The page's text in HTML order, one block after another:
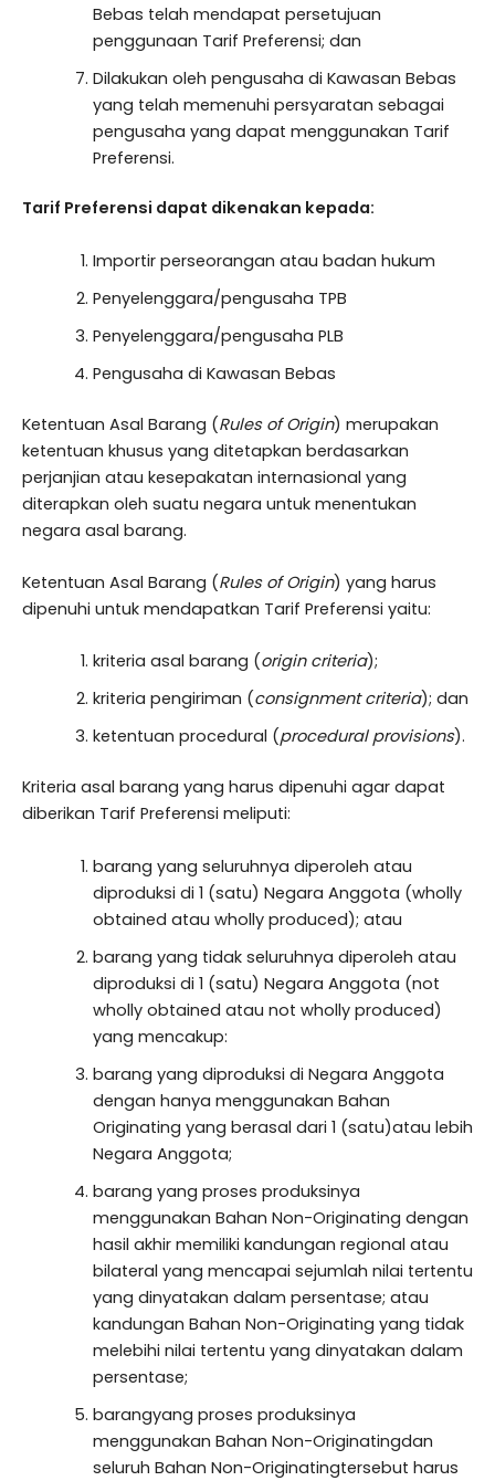
Bebas telah mendapat persetujuan
penggunaan Tarif Preferensi; dan
Dilakukan oleh pengusaha di Kawasan Bebas
yang telah memenuhi persyaratan sebagai
pengusaha yang dapat menggunakan Tarif
Preferensi.
Tarif Preferensi dapat dikenakan kepada:
Importir perseorangan atau badan hukum
Penyelenggara/pengusaha TPB
Penyelenggara/pengusaha PLB
Pengusaha di Kawasan Bebas
Ketentuan Asal Barang (Rules of Origin) merupakan
ketentuan khusus yang ditetapkan berdasarkan
perjanjian atau kesepakatan internasional yang
diterapkan oleh suatu negara untuk menentukan
negara asal barang.
Ketentuan Asal Barang (Rules of Origin) yang harus
dipenuhi untuk mendapatkan Tarif Preferensi yaitu:
kriteria asal barang (origin criteria);
kriteria pengiriman (consignment criteria); dan
ketentuan procedural (procedural provisions).
Kriteria asal barang yang harus dipenuhi agar dapat
diberikan Tarif Preferensi meliputi:
barang yang seluruhnya diperoleh atau
diproduksi di 1 (satu) Negara Anggota (wholly
obtained atau wholly produced); atau
barang yang tidak seluruhnya diperoleh atau
diproduksi di 1 (satu) Negara Anggota (not
wholly obtained atau not wholly produced)
yang mencakup:
barang yang diproduksi di Negara Anggota
dengan hanya menggunakan Bahan
Originating yang berasal dari 1 (satu)atau lebih
Negara Anggota;
barang yang proses produksinya
menggunakan Bahan Non-Originating dengan
hasil akhir memiliki kandungan regional atau
bilateral yang mencapai sejumlah nilai tertentu
yang dinyatakan dalam persentase; atau
kandungan Bahan Non-Originating yang tidak
melebihi nilai tertentu yang dinyatakan dalam
persentase;
barangyang proses produksinya
menggunakan Bahan Non-Originatingdan
seluruh Bahan Non-Originatingtersebut harus